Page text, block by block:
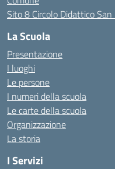
Sito 8 Circolo Didattico San
La Scuola
Presentazione
I luoghi
Le persone
I numeri della scuola
Le carte della scuola
Organizzazione
La storia
I Servizi